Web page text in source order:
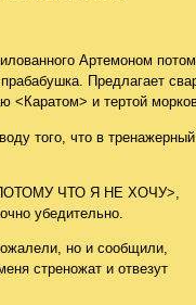
Артемоном
Предлагает
<Каратом> и тертой
того, что в
ПОТОМУ ЧТО Я НЕ ХОЧУ>,
убедительно.
но и сообщили,
стреножат и отвезут